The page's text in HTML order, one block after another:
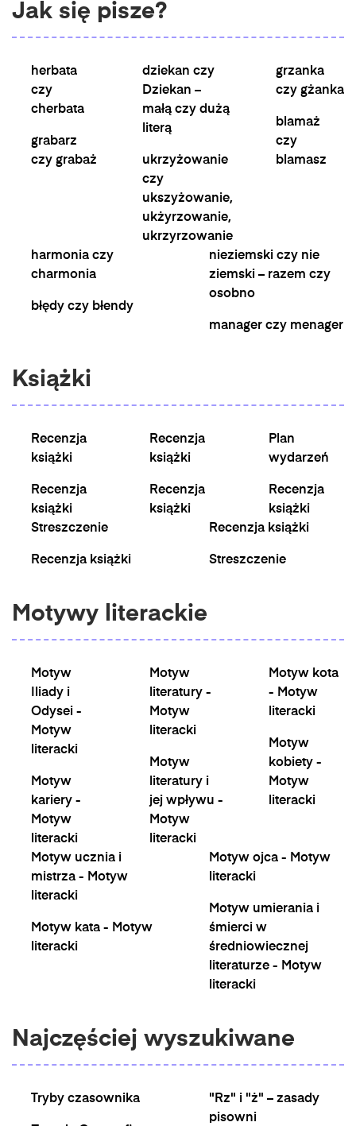
Jak się pisze?
herbata
czy
cherbata
grabarz
czy grabaż
dziekan czy
Dziekan –
małą czy dużą
literą
ukrzyżowanie
czy
ukszyżowanie,
ukżyrzowanie,
ukrzyrzowanie
grzanka
czy gżanka
blamaż
czy
blamasz
harmonia czy
charmonia
błędy czy błendy
nieziemski czy nie
ziemski – razem czy
osobno
manager czy menager
Książki
Recenzja
książki
Recenzja
książki
Recenzja
książki
Recenzja
książki
Plan
wydarzeń
Recenzja
książki
Streszczenie
Recenzja książki
Recenzja książki
Streszczenie
Motywy literackie
Motyw
Iliady i
Odysei -
Motyw
literacki
Motyw
kariery -
Motyw
literacki
Motyw
literatury -
Motyw
literacki
Motyw
literatury i
jej wpływu -
Motyw
literacki
Motyw kota
- Motyw
literacki
Motyw
kobiety -
Motyw
literacki
Motyw ucznia i
mistrza - Motyw
literacki
Motyw kata - Motyw
literacki
Motyw ojca - Motyw
literacki
Motyw umierania i
śmierci w
średniowiecznej
literaturze - Motyw
literacki
Najczęściej wyszukiwane
Tryby czasownika
"Rz" i "ż" – zasady
pisowni